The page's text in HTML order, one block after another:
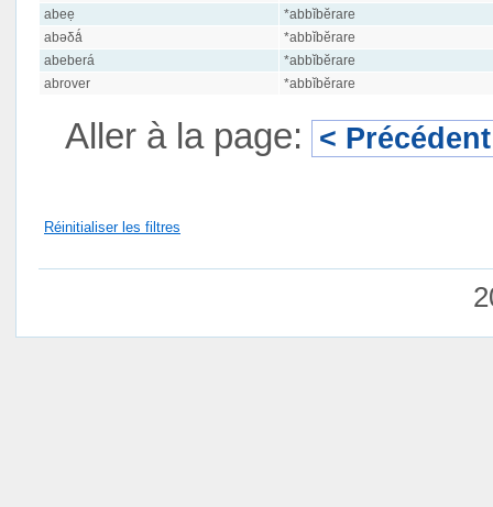
abeẹ
*abbĭbĕrare
abəδǻ
*abbĭbĕrare
abeberá
*abbĭbĕrare
abrover
*abbĭbĕrare
Aller à la page: < Précédent
Réinitialiser les filtres